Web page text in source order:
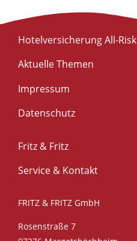
Hotelversicherung All-Risk
Aktuelle Themen
Impressum
Datenschutz
Fritz & Fritz
Service & Kontakt
FRITZ & FRITZ GmbH
Rosenstraße 7